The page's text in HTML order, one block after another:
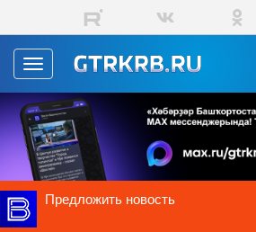
Перейти к основному содержанию
Toggle
navigation
Предложить новость